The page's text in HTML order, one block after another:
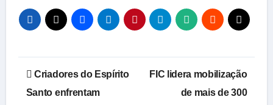
Navegação
de
Criadores do Espírito
Santo enfrentam
FIC lidera mobilização
de mais de 300